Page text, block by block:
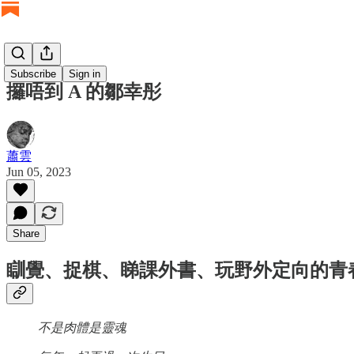
Subscribe Sign in
攞唔到 A 的鄒幸彤
蕭雲
Jun 05, 2023
Share
瞓覺、捉棋、睇課外書、玩野外定向的青
不是肉體是靈魂